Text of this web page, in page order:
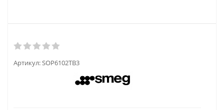
Артикул:SOP6102TB3